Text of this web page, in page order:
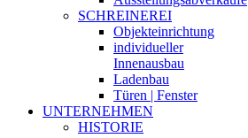
SCHREINEREI
Objekteinrichtung
individueller
Innenausbau
Ladenbau
Türen | Fenster
UNTERNEHMEN
HISTORIE